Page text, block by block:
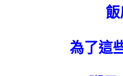
飯
為了這